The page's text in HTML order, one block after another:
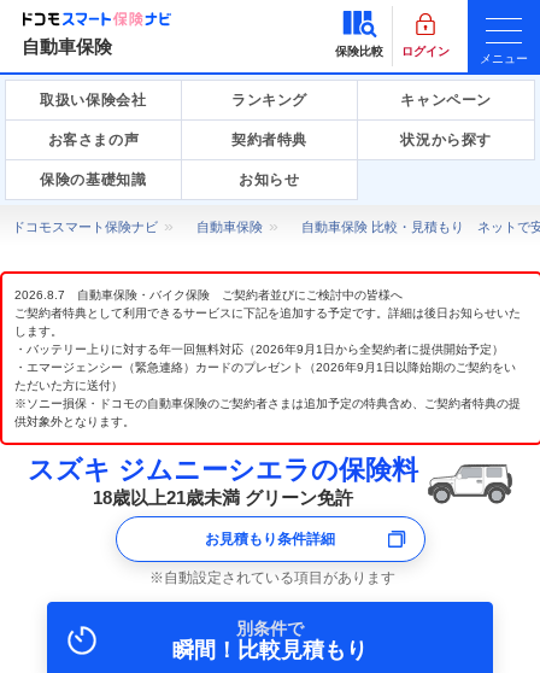
自動車保険 保険比較 ログイン
メニュー
取扱い保険会社 ランキング キャンペーン
お客さまの声 契約者特典 状況から探す
保険の基礎知識 お知らせ
ドコモスマート保険ナビ 自動車保険 自動車保険 比較・見積もり ネットで
2026.8.7 自動車保険・バイク保険 ご契約者並びにご検討中の皆様へ
ご契約者特典として利用できるサービスに下記を追加する予定です。詳細は後日お知らせいた
します。
・バッテリー上りに対する年一回無料対応（2026年9月1日から全契約者に提供開始予定）
・エマージェンシー（緊急連絡）カードのプレゼント（2026年9月1日以降始期のご契約をい
ただいた方に送付）
※ソニー損保・ドコモの自動車保険のご契約者さまは追加予定の特典含め、ご契約者特典の提
供対象外となります。
スズキ ジムニーシエラの保険料
18歳以上21歳未満 グリーン免許
お見積もり条件詳細
自動設定されている項目があります
別条件で
瞬間！比較見積もり